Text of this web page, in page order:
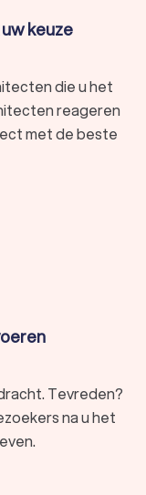
keuze
die u het
reageren
met de beste
Tevreden?
na u het